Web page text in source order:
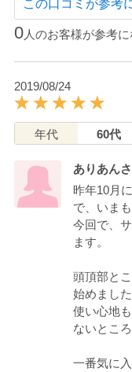
この口コミが参考
0人のお客様が参考
2019/08/24
年代 60代
ありあん
昨年10月
で、いま
今回で、
ます。
頭頂部と
始めました
使い心地
ないとこ
一番気に